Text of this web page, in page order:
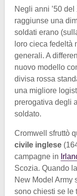
Negli anni ’50
raggiunse una
soldati erano
loro cieca fedeltà
generali. A
nuovo modello
divisa rossa
una migliore
prerogativa degli
soldato.
Cromwell sfruttò
civile inglese
campagne in
Scozia. Quando
New Model Army
sono chiesti se le